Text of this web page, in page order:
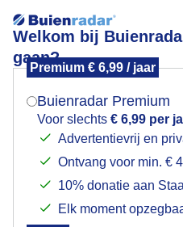
Welkom bij
gaan?
Premium € 6,99 / jaar
Buienradar Premium
Voor slechts € 6,99 per
Advertentievrij en
Ontvang voor min. €
10% donatie aan
Elk moment
Heerlijk ochtendzonnetje
Mogen we je
Indien je hier nog geen
verschijnt er zo een